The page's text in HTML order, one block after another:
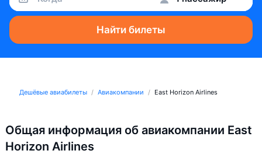
Найти билеты
Дешёвые авиабилеты Авиакомпании East Horizon Airlines
Общая информация об авиакомпании East
Horizon Airlines